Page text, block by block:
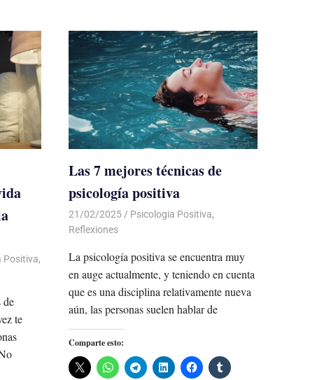
Positiva,
de
te
Las 7 mejores técnicas de
psicología positiva
21/02/2025 De todo un Poco
Psicologia Positiva,
Reflexiones
La psicología positiva se encuentra muy
en auge actualmente, y teniendo en cuenta
que es una disciplina relativamente nueva
aún, las personas suelen hablar de
Comparte esto: